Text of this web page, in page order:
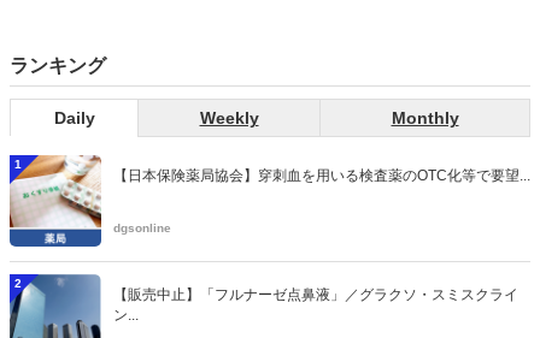
ランキング
Daily Weekly Monthly
1
【日本保険薬局協会】穿刺血を用いる検査薬のOTC化等で要望...
dgsonline
2
【販売中止】「フルナーゼ点鼻液」／グラクソ・スミスクライ
ン...